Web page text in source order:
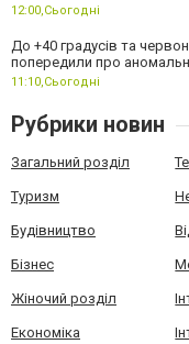
12:00, Сьогодні
До +40 градусів та
попередили про
11:10, Сьогодні
Рубрики новин
Загальний розділ
Туризм
Будівництво
Бізнес
Жіночий розділ
Економіка